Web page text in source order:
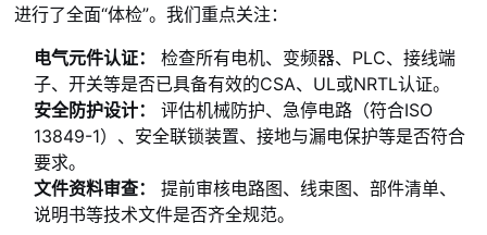
进行了全面“体检”。我们重点关注：
电气元件认证：
检查所有电机、变频器、PLC、接线端
子、开关等是否已具备有效的CSA、UL或NRTL认证。
安全防护设计：
评估机械防护、急停电路（符合ISO
13849-1）、安全联锁装置、接地与漏电保护等是否符合
要求。
文件资料审查：
提前审核电路图、线束图、部件清单、
说明书等技术文件是否齐全规范。